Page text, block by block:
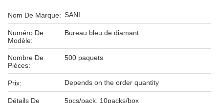
Nom De Marque: SANI
Numéro De
Modèle:
Bureau bleu de diamant
Nombre De
Pièces:
500 paquets
Prix: Depends on the order quantity
Détails De
5pcs/pack, 10packs/box